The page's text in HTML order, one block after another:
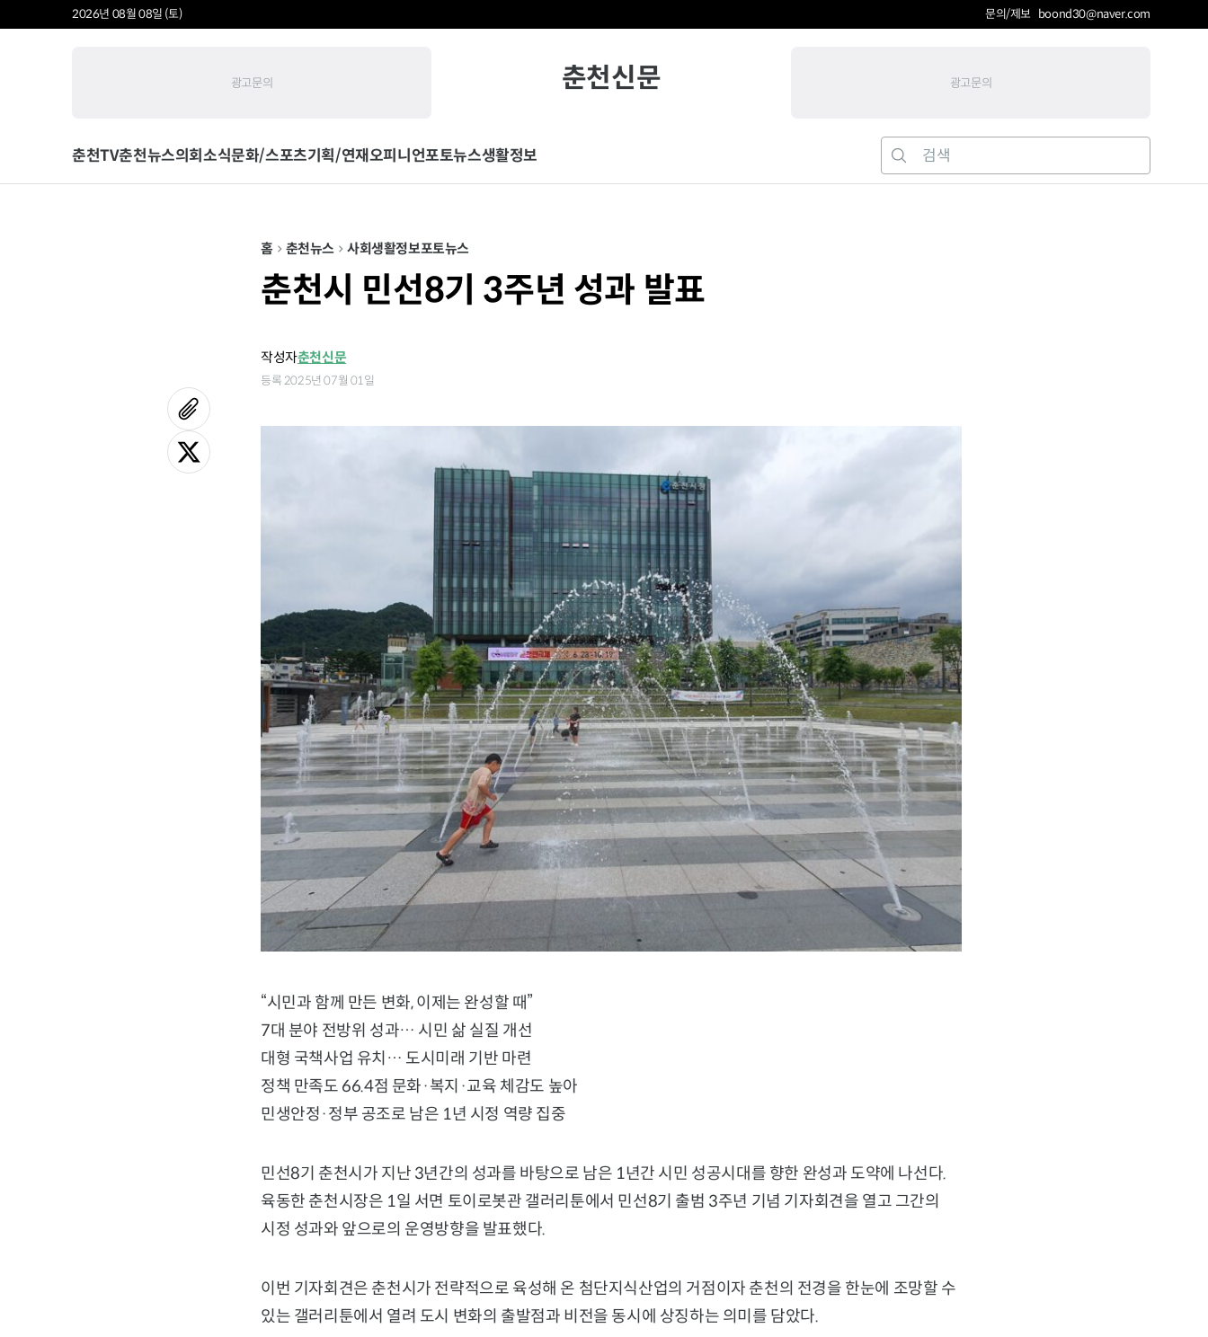
2026년 08월 08일 (토) 문의/제보 boond30@naver.com
광고문의 춘천신문 광고문의
춘천TV춘천뉴스의회소식문화/스포츠기획/연재오피니언포토뉴스생활정보
홈 춘천뉴스 사회생활정보포토뉴스
춘천시 민선8기 3주년 성과 발표
작성자춘천신문
등록 2025년 07월 01일
“시민과 함께 만든 변화, 이제는 완성할 때”
7대 분야 전방위 성과… 시민 삶 실질 개선
대형 국책사업 유치… 도시미래 기반 마련
정책 만족도 66.4점 문화·복지·교육 체감도 높아
민생안정·정부 공조로 남은 1년 시정 역량 집중
민선8기 춘천시가 지난 3년간의 성과를 바탕으로 남은 1년간 시민 성공시대를 향한 완성과 도약에 나선다.
육동한 춘천시장은 1일 서면 토이로봇관 갤러리툰에서 민선8기 출범 3주년 기념 기자회견을 열고 그간의
시정 성과와 앞으로의 운영방향을 발표했다.
이번 기자회견은 춘천시가 전략적으로 육성해 온 첨단지식산업의 거점이자 춘천의 전경을 한눈에 조망할 수
있는 갤러리툰에서 열려 도시 변화의 출발점과 비전을 동시에 상징하는 의미를 담았다.